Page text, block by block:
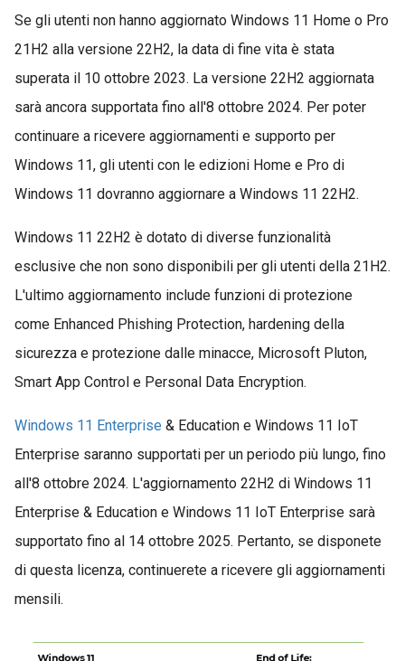
Se gli utenti non hanno aggiornato Windows 11 Home o Pro
21H2 alla versione 22H2, la data di fine vita è stata
superata il 10 ottobre 2023. La versione 22H2 aggiornata
sarà ancora supportata fino all'8 ottobre 2024. Per poter
continuare a ricevere aggiornamenti e supporto per
Windows 11, gli utenti con le edizioni Home e Pro di
Windows 11 dovranno aggiornare a Windows 11 22H2.
Windows 11 22H2 è dotato di diverse funzionalità
esclusive che non sono disponibili per gli utenti della 21H2.
L'ultimo aggiornamento include funzioni di protezione
come Enhanced Phishing Protection, hardening della
sicurezza e protezione dalle minacce, Microsoft Pluton,
Smart App Control e Personal Data Encryption.
Windows 11 Enterprise & Education e Windows 11 IoT
Enterprise saranno supportati per un periodo più lungo, fino
all'8 ottobre 2024. L'aggiornamento 22H2 di Windows 11
Enterprise & Education e Windows 11 IoT Enterprise sarà
supportato fino al 14 ottobre 2025. Pertanto, se disponete
di questa licenza, continuerete a ricevere gli aggiornamenti
mensili.